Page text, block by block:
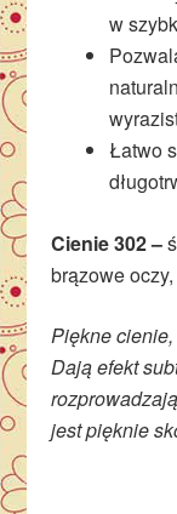
w
Łatwo
Cienie 302 –
brązowe
Piękne
Dają efekt
jest pięknie